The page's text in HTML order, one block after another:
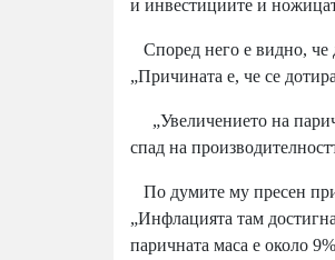
и инвестициите и
Според него е видно, че
„Причината е, че се
„Увеличението на
спад на
По думите му пресен
„Инфлацията там
паричната маса е около